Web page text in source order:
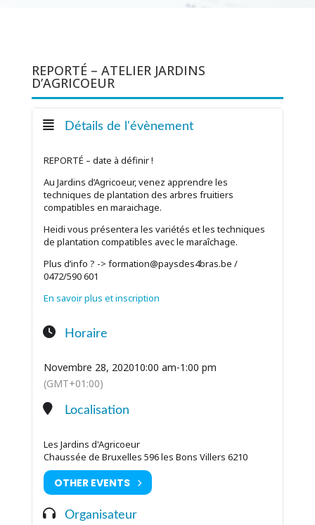
REPORTÉ – ATELIER JARDINS
D’AGRICOEUR
Détails de l'évènement
REPORTÉ – date à définir !
Au Jardins d’Agricoeur, venez apprendre les
techniques de plantation des arbres fruitiers
compatibles en maraichage.
Heidi vous présentera les variétés et les techniques
de plantation compatibles avec le maraîchage.
Plus d’info ? -> formation@paysdes4bras.be /
0472/590 601
En savoir plus et inscription
Horaire
Novembre 28, 202010:00 am-1:00 pm
(GMT+01:00)
Localisation
Les Jardins d'Agricoeur
Chaussée de Bruxelles 596 les Bons Villers 6210
OTHER EVENTS
Organisateur